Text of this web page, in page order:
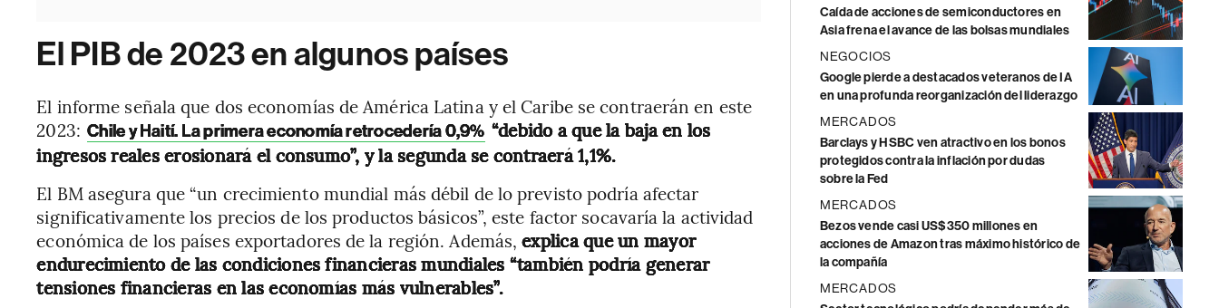
El PIB de 2023 en algunos países
El informe señala que dos economías de América Latina y el Caribe se contraerán en este
2023: Chile y Haití. La primera economía retrocedería 0,9% “debido a que la baja en los
ingresos reales erosionará el consumo”, y la segunda se contraerá 1,1%.
El BM asegura que “un crecimiento mundial más débil de lo previsto podría afectar
significativamente los precios de los productos básicos”, este factor socavaría la actividad
económica de los países exportadores de la región. Además,explica que un mayor
endurecimiento de las condiciones financieras mundiales “también podría generar
tensiones financieras en las economías más vulnerables”.
Caída de acciones de semiconductores en
Asia frena el avance de las bolsas mundiales
NEGOCIOS
Google pierde a destacados veteranos de IA
en una profunda reorganización del liderazgo
MERCADOS
Barclays y HSBC ven atractivo en los bonos
protegidos contra la inflación por dudas
sobre la Fed
MERCADOS
Bezos vende casi US$350 millones en
acciones de Amazon tras máximo histórico de
la compañía
MERCADOS